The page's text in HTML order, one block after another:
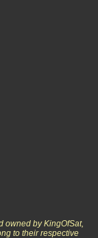
owned by KingOfSat,
to their respective